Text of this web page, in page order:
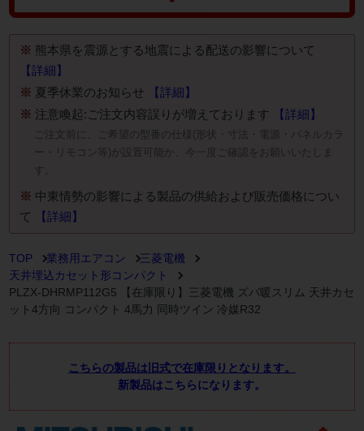
※ 熊本県を震源とする地震による配送の影響について
【詳細】
※ 夏季休業のお知らせ
【詳細】
※ 注意喚起:ご注文内容誤りが増えております 【詳細】
ご注文前に、ご希望の型番の仕様(形状・寸法・電源・パネルカラ
ー・リモコン等)が設置可能か、今一度ご確認をお願いいたしま
※ 中東情勢の影響による製品の供給および販売価格につい
て
【詳細】
TOP 業務用エアコン
三菱電機
天井埋込カセット形コンパクト
PLZX-DHRMP112G5 【在庫限り】三菱電機 ズバ暖スリム 天井カセ
ット4方向 コンパクト 4馬力 同時ツイン 冷媒R32
こちらの製品は旧式で在庫限りとなります。
新製品はこちらになります。